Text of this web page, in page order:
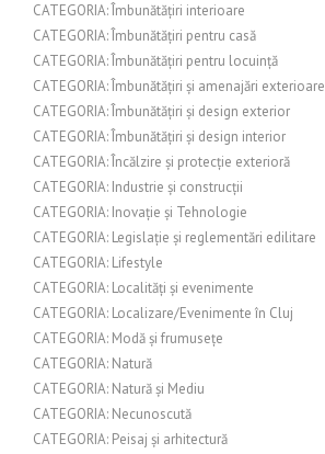
CATEGORIA: Îmbunătățiri interioare
CATEGORIA: Îmbunătățiri pentru casă
CATEGORIA: Îmbunătățiri pentru locuință
CATEGORIA: Îmbunătățiri și amenajări exterioare
CATEGORIA: Îmbunătățiri și design exterior
CATEGORIA: Îmbunătățiri și design interior
CATEGORIA: Încălzire și protecție exterioră
CATEGORIA: Industrie și construcții
CATEGORIA: Inovație și Tehnologie
CATEGORIA: Legislație și reglementări edilitare
CATEGORIA: Lifestyle
CATEGORIA: Localități și evenimente
CATEGORIA: Localizare/Evenimente în Cluj
CATEGORIA: Modă și frumusețe
CATEGORIA: Natură
CATEGORIA: Natură și Mediu
CATEGORIA: Necunoscută
CATEGORIA: Peisaj și arhitectură